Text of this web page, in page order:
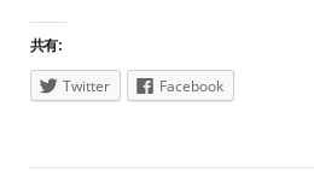
共有:
Twitter
Facebook